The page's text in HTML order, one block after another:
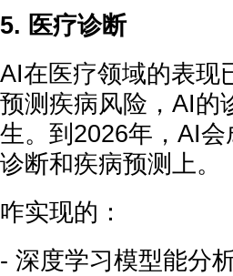
5. 医疗诊断
AI在医疗领域的表现
预测疾病风险，AI的
生。到2026年，AI会
诊断和疾病预测上。
咋实现的：
- 深度学习模型能分